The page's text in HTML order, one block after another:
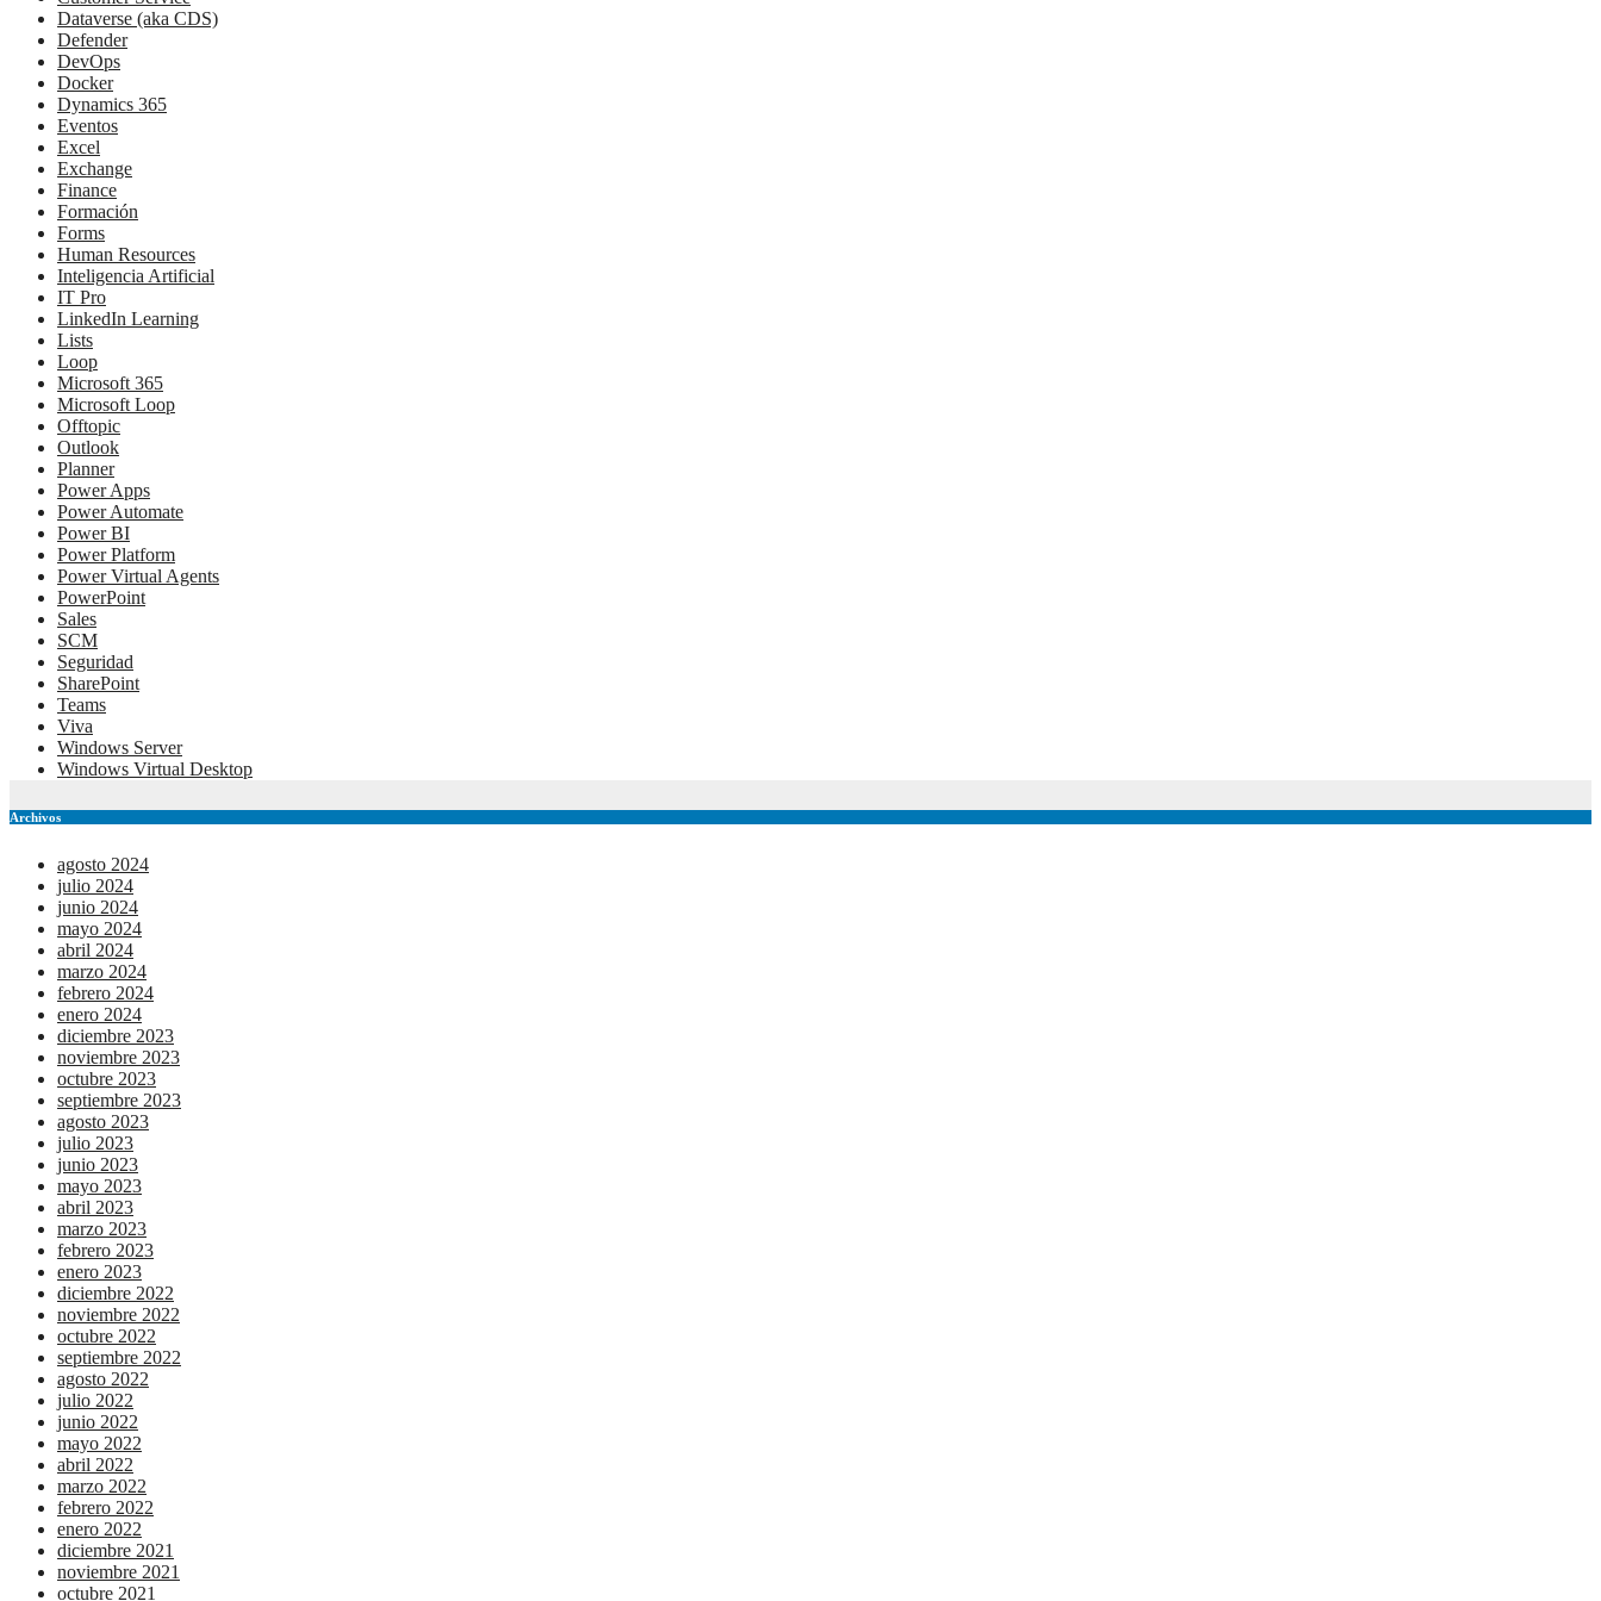
Dataverse (aka CDS)
Defender
DevOps
Docker
Dynamics 365
Eventos
Excel
Exchange
Finance
Formación
Forms
Human Resources
Inteligencia Artificial
IT Pro
LinkedIn Learning
Lists
Loop
Microsoft 365
Microsoft Loop
Offtopic
Outlook
Planner
Power Apps
Power Automate
Power BI
Power Platform
Power Virtual Agents
PowerPoint
Sales
SCM
Seguridad
SharePoint
Teams
Viva
Windows Server
Windows Virtual Desktop
Archivos
agosto 2024
julio 2024
junio 2024
mayo 2024
abril 2024
marzo 2024
febrero 2024
enero 2024
diciembre 2023
noviembre 2023
octubre 2023
septiembre 2023
agosto 2023
julio 2023
junio 2023
mayo 2023
abril 2023
marzo 2023
febrero 2023
enero 2023
diciembre 2022
noviembre 2022
octubre 2022
septiembre 2022
agosto 2022
julio 2022
junio 2022
mayo 2022
abril 2022
marzo 2022
febrero 2022
enero 2022
diciembre 2021
noviembre 2021
octubre 2021